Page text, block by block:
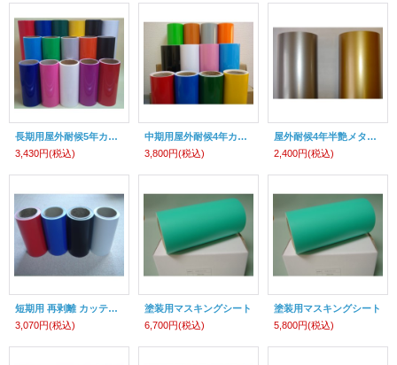
長期用屋外耐候5年カッティング用シートV ステカ SV-15 CE6000-40用
3,430円(税込)
中期用屋外耐候4年カッティング用シート ステカ SV-15 CE6000-40用
3,800円(税込)
屋外耐候4年半艶メタリックカッティング用シートステカ SV-15 CE6000-40 用
2,400円(税込)
短期用 再剥離 カッティング用シート ステカSV-15 CE6000-40用
3,070円(税込)
塗装用マスキングシート
6,700円(税込)
塗装用マスキングシート
5,800円(税込)